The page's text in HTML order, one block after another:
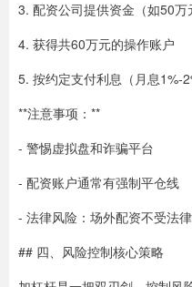
3. 配资公司提供资金（如50万
4. 获得共60万元的操作账户
5. 按约定支付利息（月息1%-
**注意事项：**
- 警惕虚拟盘和诈骗平台
- 配资账户通常有强制平仓线
- 法律风险：场外配资不受法
## 四、风险控制核心策略